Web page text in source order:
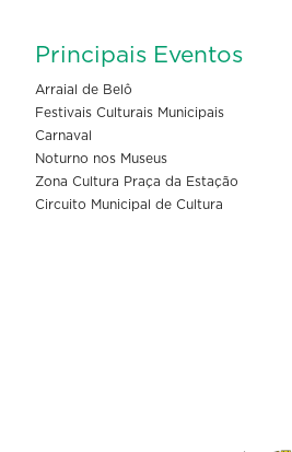
Principais Eventos
Arraial de Belô
Festivais Culturais Municipais
Carnaval
Noturno nos Museus
Zona Cultura Praça da Estação
Circuito Municipal de Cultura